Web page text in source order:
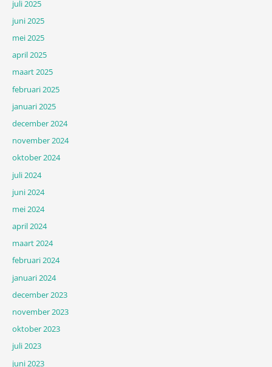
juli 2025
juni 2025
mei 2025
april 2025
maart 2025
februari 2025
januari 2025
december 2024
november 2024
oktober 2024
juli 2024
juni 2024
mei 2024
april 2024
maart 2024
februari 2024
januari 2024
december 2023
november 2023
oktober 2023
juli 2023
juni 2023